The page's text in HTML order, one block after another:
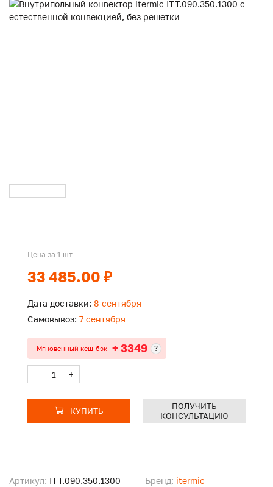
Артикул: ITT.090.350.1300 Бренд: itermic
Цена за 1 шт
33 485.00 ₽
Дата доставки: 8 сентября
Самовывоз: 7 сентября
Мгновенный кеш-бэк + 3349 ?
- +
КУПИТЬ
ПОЛУЧИТЬ
КОНСУЛЬТАЦИЮ